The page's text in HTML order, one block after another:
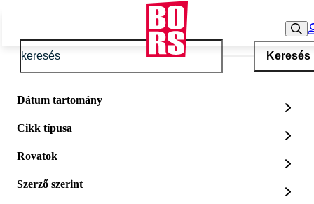
Keresés
Dátum tartomány
Cikk típusa
Rovatok
Szerző szerint